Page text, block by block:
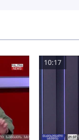
10:17